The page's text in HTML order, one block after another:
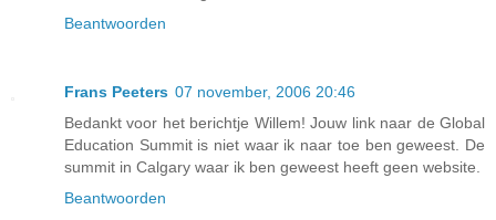
Beantwoorden
Frans Peeters 07 november, 2006 20:46
Bedankt voor het berichtje Willem! Jouw link naar de Global
Education Summit is niet waar ik naar toe ben geweest. De
summit in Calgary waar ik ben geweest heeft geen website.
Beantwoorden